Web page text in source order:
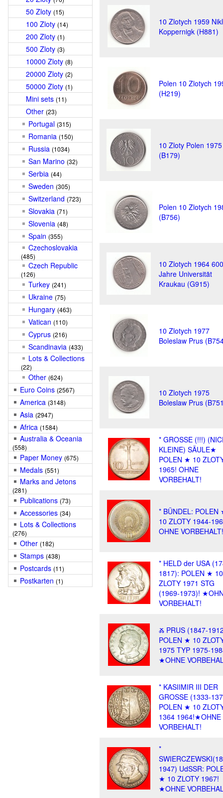
50 Zloty (15)
100 Zloty (14)
200 Zloty (1)
500 Zloty (3)
10000 Zloty (8)
20000 Zloty (2)
50000 Zloty (1)
Mini sets (11)
Other (23)
Portugal (315)
Romania (150)
Russia (1034)
San Marino (32)
Serbia (44)
Sweden (305)
Switzerland (723)
Slovakia (71)
Slovenia (48)
Spain (355)
Czechoslovakia
(485)
Czech Republic
(126)
Turkey (241)
Ukraine (75)
Hungary (463)
Vatican (110)
Cyprus (216)
Scandinavia (433)
Lots & Collections
(22)
Other (624)
Euro Coins (2567)
America (3148)
Asia (2947)
Africa (1584)
Australia & Oceania
(558)
Paper Money (675)
Medals (551)
Marks and Jetons
(281)
Publications (73)
Accessories (34)
Lots & Collections
(276)
Other (182)
Stamps (438)
Postcards (11)
Postkarten (1)
10 Zlotych 1959
Koppernigk (H881)
Polen 10 Zlotych
(H219)
10 Zloty Polen 1975
(B179)
Polen 10 Zlotych
(B756)
10 Zlotych 1964 600
Jahre Universität
Kraukau (G915)
10 Zlotych 1977
Boleslaw Prus
10 Zlotych 1975
Boleslaw Prus
* GROSSE (!!!)
KLEINE) SÄULE★
POLEN ★ 10
1965! OHNE
VORBEHALT!
* BÜNDEL: POLEN
10 ZLOTY 1944-
OHNE VORBEHALT!
* HELD der USA
1817): POLEN ★ 10
ZLOTY 1971 STG
(1969-1973)!
VORBEHALT!
Ⰶ PRUS (1847-
POLEN ★ 10
1975 TYP 1975-
★OHNE
* KASIIMIR III DER
GROSSE (1333-
POLEN ★ 10
1364 1964!★OHNE
VORBEHALT!
*
1947) UdSSR:
★ 10 ZLOTY 1967!
★OHNE